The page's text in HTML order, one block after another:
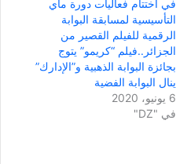
في اختتام فعاليات دورة ماي
التأسيسية لمسابقة البوابة
الرقمية للفيلم القصير من
الجزائر..فيلم “كريمو” يتوج
بجائزة البوابة الذهبية و”الإدارك”
ينال البوابة الفضية
6 يونيو، 2020
في "DZ"